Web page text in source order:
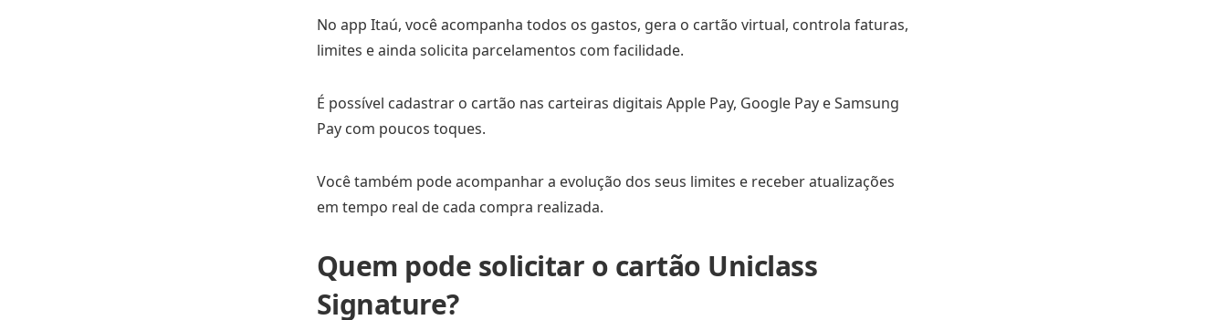
No app Itaú, você acompanha todos os gastos, gera o cartão virtual, controla faturas,
limites e ainda solicita parcelamentos com facilidade.
É possível cadastrar o cartão nas carteiras digitais Apple Pay, Google Pay e Samsung
Pay com poucos toques.
Você também pode acompanhar a evolução dos seus limites e receber atualizações
em tempo real de cada compra realizada.
Quem pode solicitar o cartão Uniclass
Signature?